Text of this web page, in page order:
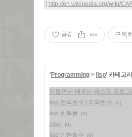
[ http://en.wikipedia.org/wiki/
공감 구독
'Programming > lisp' 카테고
만들면서 배우는 리스프 프로그
lisp 전역변수 / 지역변수 (0)
lisp 반복문 (0)
clisp (0)
lisp 기본함수 (0)